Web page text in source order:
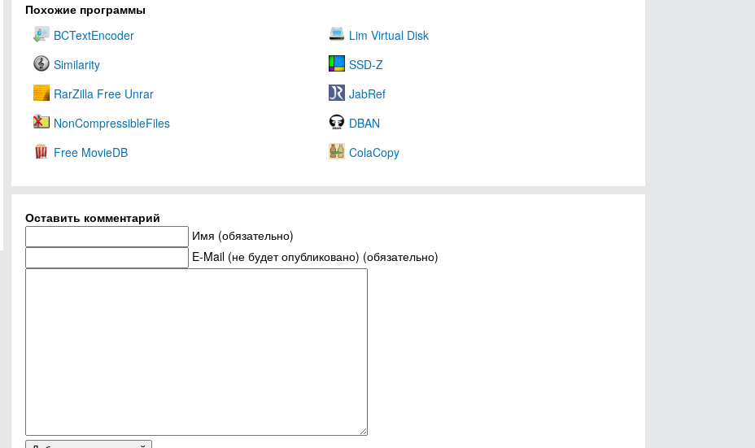
Похожие программы
BCTextEncoder
Lim Virtual Disk
Similarity
SSD-Z
RarZilla Free Unrar
JabRef
NonCompressibleFiles
DBAN
Free MovieDB
ColaCopy
Оставить комментарий
Имя (обязательно)
E-Mail (не будет опубликовано) (обязательно)